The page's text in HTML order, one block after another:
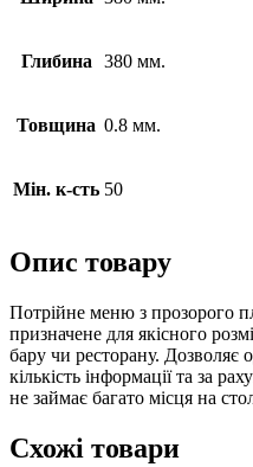
Глибина 380 мм.
Товщина 0.8 мм.
Мін. к-сть 50
Опис товару
Потрійне меню з прозорого
призначене для якісного
бару чи ресторану. Дозволяє
кількість інформації та за
не займає багато місця на
Схожі товари